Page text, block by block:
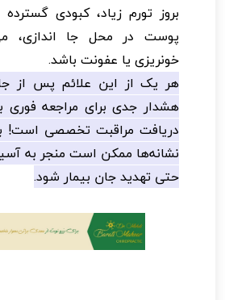
بروز تورم زیاد، کبودی
پوست در محل جا اندازی،
خونریزی یا عفونت باشد.
هر یک از این علائم پس از جا
هشدار جدی برای مراجعه فوری
دریافت مراقبت تخصصی است!
نشانه‌ها ممکن است منجر به
حتی تهدید جان بیمار شود.